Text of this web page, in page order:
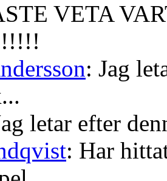
VETA
: Jag
letar efter
: Har